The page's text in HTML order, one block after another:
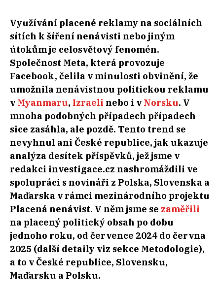
Využívání placené reklamy na sociálních
sítích k šíření nenávisti nebo jiným
útokům je celosvětový fenomén.
Společnost Meta, která provozuje
Facebook, čelila v minulosti obvinění, že
umožnila nenávistnou politickou reklamu
v Myanmaru, Izraeli nebo i v Norsku. V
mnoha podobných případech případech
sice zasáhla, ale pozdě. Tento trend se
nevyhnul ani České republice, jak ukazuje
analýza desítek příspěvků, jež jsme v
redakci investigace.cz nashromáždili ve
spolupráci s novináři z Polska, Slovenska a
Maďarska v rámci mezinárodního projektu
Placená nenávist. V něm jsme se zaměřili
na placený politický obsah po dobu
jednoho roku, od července 2024 do června
2025 (další detaily viz sekce Metodologie),
a to v České republice, Slovensku,
Maďarsku a Polsku.